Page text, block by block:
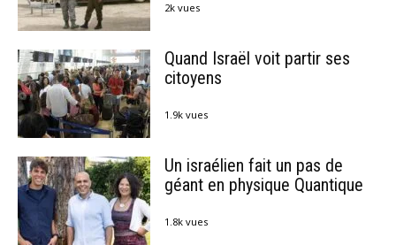
2k vues
Quand Israël voit partir ses
citoyens
1.9k vues
Un israélien fait un pas de
géant en physique Quantique
1.8k vues